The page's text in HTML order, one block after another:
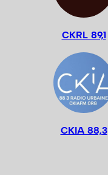
CKRL 89,1
CKIA 88,3